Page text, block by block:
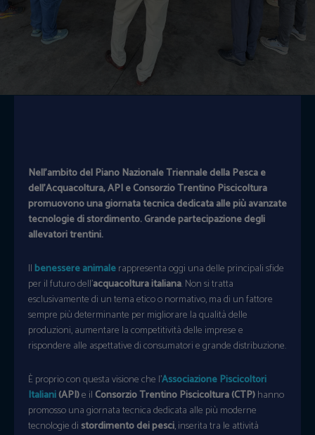
Nell’ambito del Piano Nazionale Triennale della Pesca e
dell’Acquacoltura, API e Consorzio Trentino Piscicoltura
promuovono una giornata tecnica dedicata alle più avanzate
tecnologie di stordimento. Grande partecipazione degli
allevatori trentini.
Il benessere animalerappresenta oggi una delle principali sfide
per il futuro dell’acquacoltura italiana. Non si tratta
esclusivamente di un tema etico o normativo, ma di un fattore
sempre più determinante per migliorare la qualità delle
produzioni, aumentare la competitività delle imprese e
rispondere alle aspettative di consumatori e grande distribuzione.
È proprio con questa visione che l’Associazione Piscicoltori
Italiani(API)e ilConsorzio Trentino Piscicoltura (CTP)hanno
promosso una giornata tecnica dedicata alle più moderne
tecnologie distordimento dei pesci, inserita tra le attività